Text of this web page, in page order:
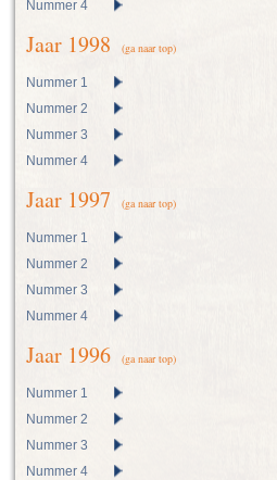
Nummer 4
Jaar 1998 (ga naar top)
Nummer 1
Nummer 2
Nummer 3
Nummer 4
Jaar 1997 (ga naar top)
Nummer 1
Nummer 2
Nummer 3
Nummer 4
Jaar 1996 (ga naar top)
Nummer 1
Nummer 2
Nummer 3
Nummer 4